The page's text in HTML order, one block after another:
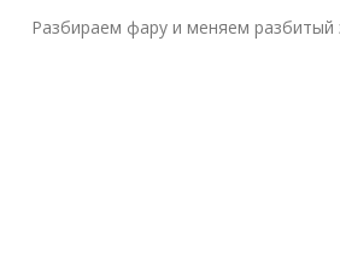
Разбираем фару и меняем разбитый